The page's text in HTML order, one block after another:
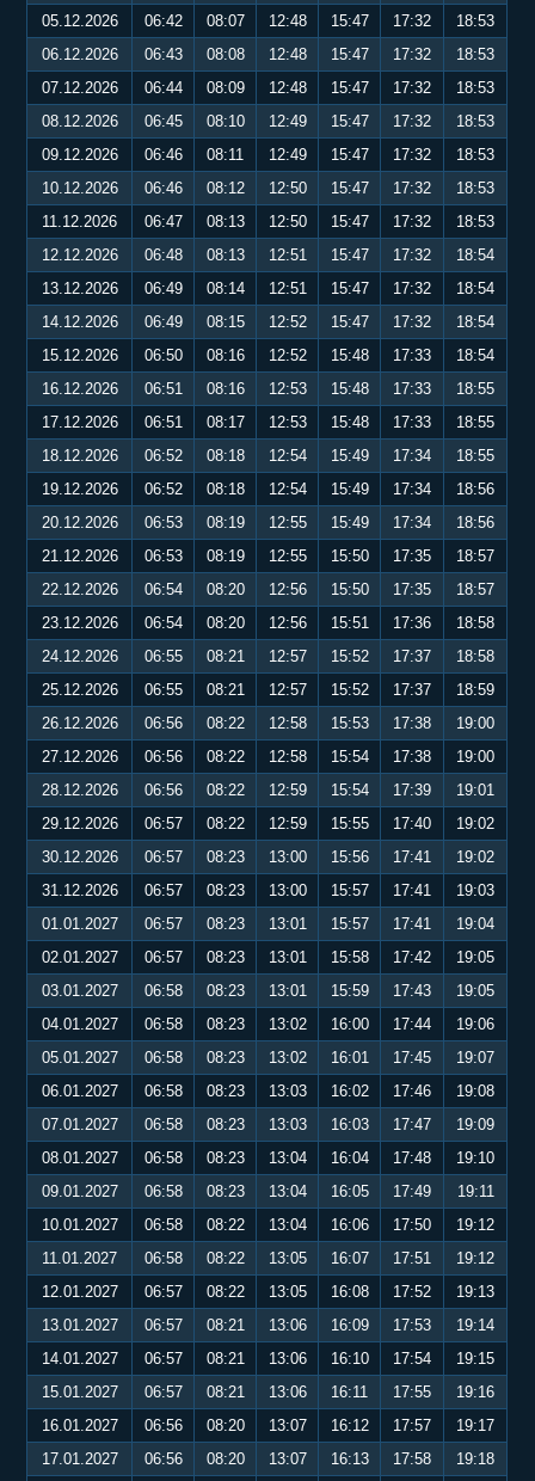
05.12.2026 06:42 08:07 12:48 15:47 17:32
18:53
06.12.2026
06:43 08:08 12:48 15:47 17:32
18:53
07.12.2026
06:44 08:09 12:48 15:47 17:32
18:53
08.12.2026
06:45 08:10 12:49 15:47 17:32
18:53
09.12.2026
06:46 08:11 12:49 15:47 17:32
18:53
10.12.2026
06:46 08:12 12:50 15:47 17:32
18:53
11.12.2026
06:47 08:13 12:50 15:47 17:32
18:53
12.12.2026
06:48 08:13 12:51 15:47 17:32
18:54
13.12.2026
06:49 08:14 12:51 15:47 17:32
18:54
14.12.2026
06:49 08:15 12:52 15:47 17:32
18:54
15.12.2026
06:50 08:16 12:52 15:48 17:33
18:54
16.12.2026
06:51 08:16 12:53 15:48 17:33
18:55
17.12.2026
06:51 08:17 12:53 15:48 17:33
18:55
18.12.2026
06:52 08:18 12:54 15:49 17:34
18:55
19.12.2026
06:52 08:18 12:54 15:49 17:34
18:56
20.12.2026
06:53 08:19 12:55 15:49 17:34
18:56
21.12.2026
06:53 08:19 12:55 15:50 17:35
18:57
22.12.2026
06:54 08:20 12:56 15:50 17:35
18:57
23.12.2026
06:54 08:20 12:56 15:51 17:36
18:58
24.12.2026
06:55 08:21 12:57 15:52 17:37
18:58
25.12.2026
06:55 08:21 12:57 15:52 17:37
18:59
26.12.2026
06:56 08:22 12:58 15:53 17:38
19:00
27.12.2026
06:56 08:22 12:58 15:54 17:38
19:00
28.12.2026
06:56 08:22 12:59 15:54 17:39
19:01
29.12.2026
06:57 08:22 12:59 15:55 17:40
19:02
30.12.2026
06:57 08:23 13:00 15:56 17:41
19:02
31.12.2026
06:57 08:23 13:00 15:57 17:41
19:03
01.01.2027
06:57 08:23 13:01 15:57 17:41
19:04
02.01.2027
06:57 08:23 13:01 15:58 17:42
19:05
03.01.2027
06:58 08:23 13:01 15:59 17:43
19:05
04.01.2027
06:58 08:23 13:02 16:00 17:44
19:06
05.01.2027
06:58 08:23 13:02 16:01 17:45
19:07
06.01.2027
06:58 08:23 13:03 16:02 17:46
19:08
07.01.2027
06:58 08:23 13:03 16:03 17:47
19:09
08.01.2027
06:58 08:23 13:04 16:04 17:48
19:10
09.01.2027
06:58 08:23 13:04 16:05 17:49
19:11
10.01.2027
06:58 08:22 13:04 16:06 17:50
19:12
11.01.2027
06:58 08:22 13:05 16:07 17:51
19:12
12.01.2027
06:57 08:22 13:05 16:08 17:52
19:13
13.01.2027
06:57 08:21 13:06 16:09 17:53
19:14
14.01.2027
06:57 08:21 13:06 16:10 17:54
19:15
15.01.2027
06:57 08:21 13:06 16:11 17:55
19:16
16.01.2027
06:56 08:20 13:07 16:12 17:57
19:17
17.01.2027
06:56 08:20 13:07 16:13 17:58
19:18